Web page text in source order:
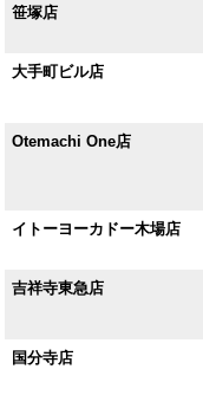
笹塚店
大手町ビル店
Otemachi One店
イトーヨーカドー木場店
吉祥寺東急店
国分寺店